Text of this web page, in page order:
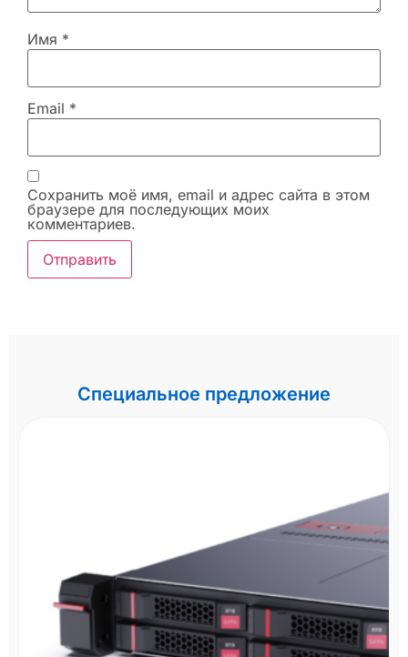
Имя *
Email *
Сохранить моё имя, email и адрес сайта в этом
браузере для последующих моих
комментариев.
Специальное предложение